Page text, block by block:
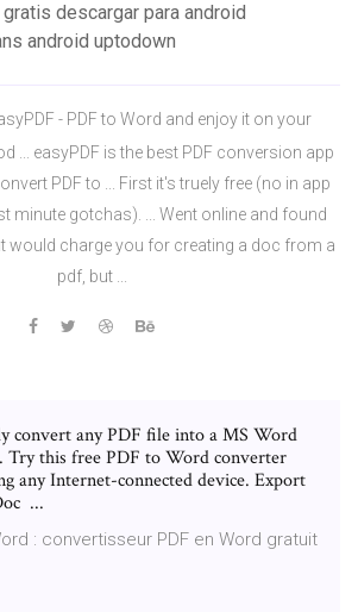
descargar para android
android uptodown
- PDF to Word and enjoy it on your
... easyPDF is the best PDF conversion app
PDF to ... First it's truely free (no in app
minute gotchas). ... Went online and found
would charge you for creating a doc from a
pdf, but ...
convert any PDF file into a MS Word
Try this free PDF to Word converter
any Internet-connected device. Export
...
: convertisseur PDF en Word gratuit